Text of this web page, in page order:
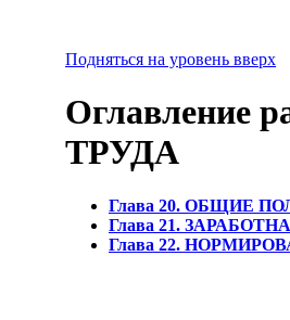
Подняться на уровень вверх
Оглавление
ТРУДА
Глава 20. ОБЩИЕ
Глава 21.
Глава 22.